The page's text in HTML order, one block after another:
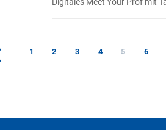
Digitales Meet Your Prof mit
1 2 3 4 5 6